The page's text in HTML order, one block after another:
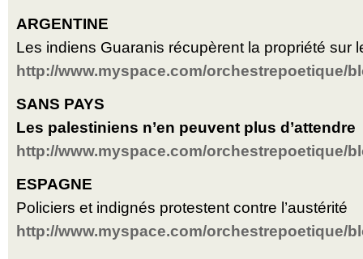
ARGENTINE
Les indiens Guaranis récupèrent la propriété sur
http://www.myspace.com/orchestrepoetique/
SANS PAYS
Les palestiniens n’en peuvent plus d’attendre
http://www.myspace.com/orchestrepoetique/
ESPAGNE
Policiers et indignés protestent contre l’austérité
http://www.myspace.com/orchestrepoetique/